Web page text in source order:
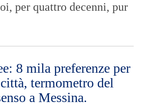
per quattro decenni, pur
8 mila preferenze per
termometro del
a Messina.